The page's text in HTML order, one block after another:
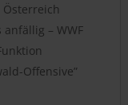
– WWF
Offensive”